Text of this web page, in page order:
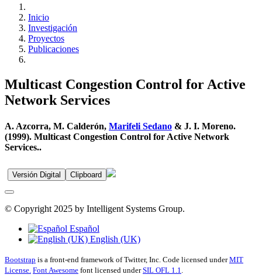
Inicio
Investigación
Proyectos
Publicaciones
Multicast Congestion Control for Active
Network Services
A. Azcorra, M. Calderón, Marifeli Sedano & J. I. Moreno.
(1999). Multicast Congestion Control for Active Network
Services..
Versión Digital Clipboard
© Copyright 2025 by Intelligent Systems Group.
Español
English (UK)
Bootstrap is a front-end framework of Twitter, Inc. Code licensed underMIT
License. Font Awesome font licensed underSIL OFL 1.1